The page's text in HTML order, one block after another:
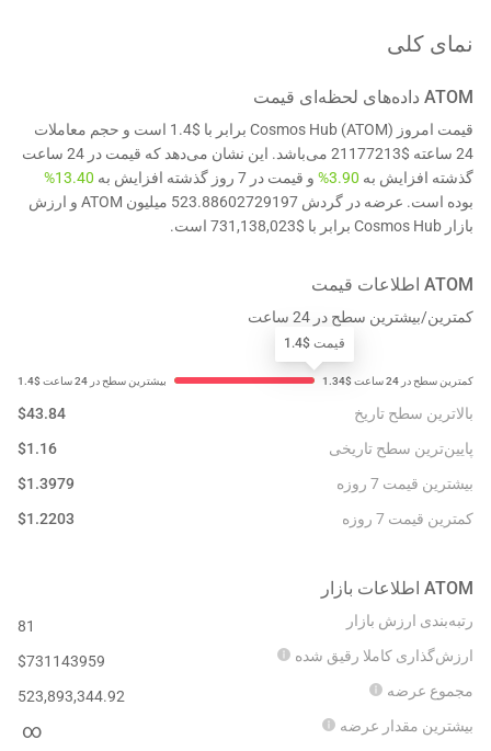
نمای کلی
ATOM داده‌های لحظه‌ای قیمت
قیمت امروز Cosmos Hub (ATOM) برابر با $1.4 است و حجم معاملات
24 ساعته $21177213 می‌باشد. این نشان می‌دهد که قیمت در 24 ساعت
گذشته افزایش به 3.90% و قیمت در 7 روز گذشته افزایش به
13.40%
بوده است. عرضه در گردش 523.88602729197 میلیون ATOM و ارزش
بازار Cosmos Hub برابر با $731,138,023 است.
ATOM اطلاعات قیمت
کمترین/بیشترین سطح در 24 ساعت
قیمت $1.4
بالاترین سطح تاریخ $43.84
پایین‌ترین سطح تاریخی
$1.16
بیشترین قیمت 7 روزه
$1.3979
کمترین قیمت 7 روزه
$1.2203
ATOM اطلاعات بازار
رتبه‌بندی ارزش بازار
81
ارزش‌گذاری کاملا رقیق شده
$731143959
مجموع عرضه
523,893,344.92
بیشترین مقدار عرضه
∞